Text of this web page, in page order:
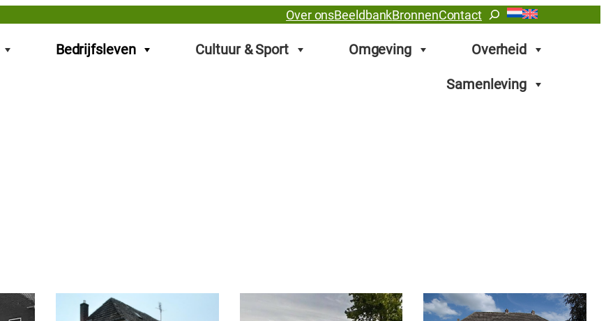
Over onsBeeldbankBronnenContactZoeken
Bedrijfsleven Cultuur & Sport Omgeving Overheid
Samenleving